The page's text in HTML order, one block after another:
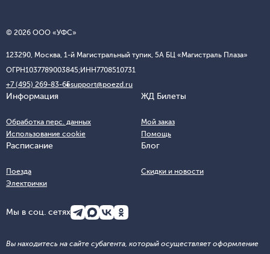
© 2026 ООО «УФС»
123290, Москва, 1-й Магистральный тупик, 5А БЦ «Магистраль Плаза»
ОГРН1037789003845;ИНН7708510731
+7 (495) 269-83-65support@poezd.ru
Информация
Обработка перс. данных
Использование cookie
ЖД Билеты
Мой заказ
Помощь
Расписание
Поезда
Электрички
Блог
Скидки и новости
Мы в соц. сетях
Вы находитесь на сайте субагента, который осуществляет оформление